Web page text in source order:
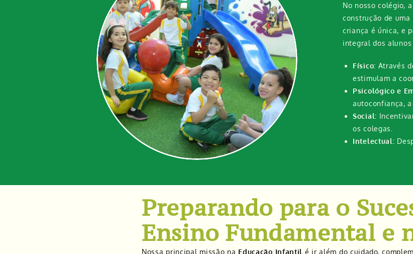
No nosso colégio, a
construção de
criança é única, e
integral dos
Físico: Através
estimulam a
Psicológico e
autoconfiança,
Social:
os colegas.
Intelectual:
Preparando para o
Ensino Fundamental e
Nossa principal missão na Educação Infantil é ir além do cuidado,